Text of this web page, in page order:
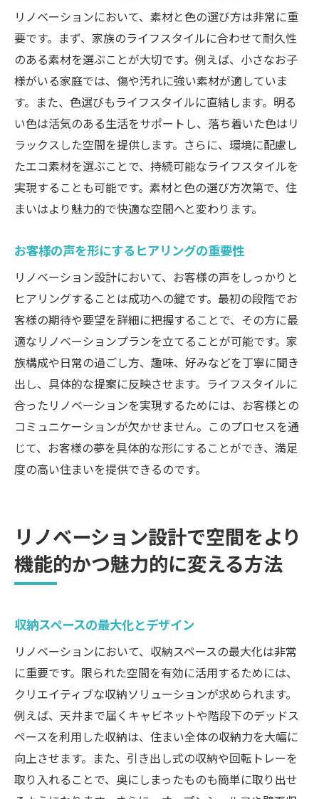
リノベーションにおいて、素材と色の選び方は非常に重
要です。まず、家族のライフスタイルに合わせて耐久性
のある素材を選ぶことが大切です。例えば、小さなお子
様がいる家庭では、傷や汚れに強い素材が適していま
す。また、色選びもライフスタイルに直結します。明る
い色は活気のある生活をサポートし、落ち着いた色はリ
ラックスした空間を提供します。さらに、環境に配慮し
たエコ素材を選ぶことで、持続可能なライフスタイルを
実現することも可能です。素材と色の選び方次第で、住
まいはより魅力的で快適な空間へと変わります。
お客様の声を形にするヒアリングの重要性
リノベーション設計において、お客様の声をしっかりと
ヒアリングすることは成功への鍵です。最初の段階でお
客様の期待や要望を詳細に把握することで、その方に最
適なリノベーションプランを立てることが可能です。家
族構成や日常の過ごし方、趣味、好みなどを丁寧に聞き
出し、具体的な提案に反映させます。ライフスタイルに
合ったリノベーションを実現するためには、お客様との
コミュニケーションが欠かせません。このプロセスを通
じて、お客様の夢を具体的な形にすることができ、満足
度の高い住まいを提供できるのです。
リノベーション設計で空間をより
機能的かつ魅力的に変える方法
収納スペースの最大化とデザイン
リノベーションにおいて、収納スペースの最大化は非常
に重要です。限られた空間を有効に活用するためには、
クリエイティブな収納ソリューションが求められます。
例えば、天井まで届くキャビネットや階段下のデッドス
ペースを利用した収納は、住まい全体の収納力を大幅に
向上させます。また、引き出し式の収納や回転トレーを
取り入れることで、奥にしまったものも簡単に取り出せ